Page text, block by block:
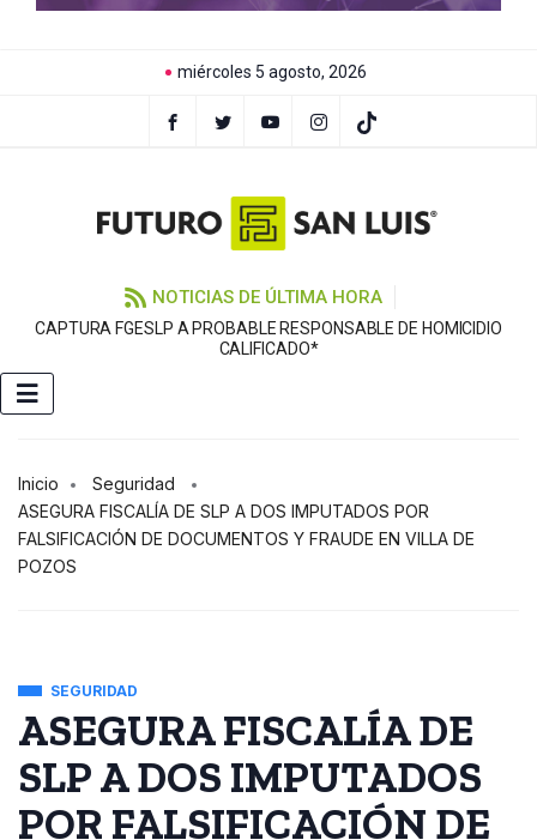
miércoles 5 agosto, 2026
NOTICIAS DE ÚLTIMA HORA
CAPTURA FGESLP A PROBABLE RESPONSABLE DE HOMICIDIO
CALIFICADO*
Inicio
Seguridad
ASEGURA FISCALÍA DE SLP A DOS IMPUTADOS POR
FALSIFICACIÓN DE DOCUMENTOS Y FRAUDE EN VILLA DE
POZOS
SEGURIDAD
ASEGURA FISCALÍA DE
SLP A DOS IMPUTADOS
POR FALSIFICACIÓN DE